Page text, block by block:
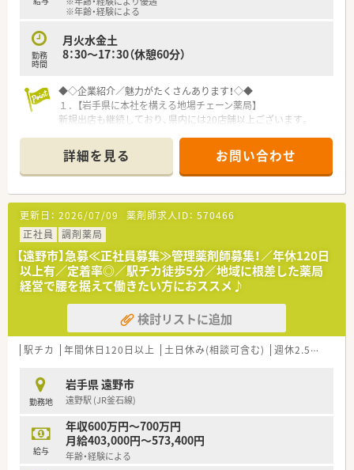
■岩手県に本社を構える地場チェーン薬局です！
新規出店も継続しており、県内には20店舗以上ございます。
平均年齢は37歳と比較的若く、懐が深い社員が多く在籍してい
薬局は、クリニック門前から病院門前などに出店しているため、
どんな経験を積みたいかによって選ぶことも可能です！
≪ 薬局紹介 ≫
■総合科目を応需しております。
門前が県立病院になりますが、近隣にも整形外科クリニックがあ
り、近隣各地の処方箋を応需しています。
■座り投薬を導入しているため、患者様と目線を合わせてじっく
り向き合うことができます。
■店内は広くて明るく、清潔感があり気持ちよく就業できる環境
です。
松倉駅から徒歩で20分、お車でも通勤が可能なため、通勤手段に
は困らない立地にございます。
≪ こんな方を歓迎いたします！ ≫
■病院門前で専門性を高めて就業したい方
■頼れる存在（エリアマネージャー）がいる環境でスキルアップ
を図っていきたい方
※年齢・経験による
勤務
時間
月火水金土
8：30～17：30（休憩60分）
◆◇企業紹介／魅力がたくさんあります！◇◆
１．【岩手県に本社を構える地場チェーン薬局】
新規出店も継続しており、県内には20店舗以上ございます。
ます。
薬局は、クリニック門前から病院門前などに出店しているため、
どんな経験を積みたいかによって選ぶことも可能です！
２．【社長をはじめ、懐が深い社員が多いです】
『3年先の人事』を見据えており、3年後はどうなっていたいかを
ライフプランなどを踏まえて希望を聞いております。
年2回の面談を通して、心境などを伺い、産休育休の相談はもち
ろんのこと、社員が長く、そして気持ちよく働けるような環境作
りをしています。
また、誕生日には、社長が毎年手書きのバースデーカードと一緒
にプレゼントがあります♪
店舗数が増えている今でも、変わらず『社員を想う』行動を継続
されています。
ノルマは設けていなく、自身で決めた目標に対してのフィードバ
ックを定期面談で実施しその達成具合を評価しております。
『こうなっていたい』という想いを大切にし、立てた目標を達成
するにはどうしたらいいかを、一緒に考えサポートしています。
４．【教育体制が整っている環境】
エリアマネージャーは、ほぼ新卒で入社しており、その際に泊ま
詳細を見る お問い合わせ
更新日： 2026/07/09 薬剤師求人ID： 570466
正社員
調剤薬局
【遠野市】急募≪正社員募集≫管理薬剤師募集！／年休120日
以上有／定着率◎／駅チカ徒歩5分／地域に根差した薬局
経営で腰を据えて働きたい方におススメ♪
検討リストに追加
駅チカ 年間休日120日以上 土日休み(相談可含む) 週休2.5日以上
勤務地
岩手県 遠野市
遠野駅 (JR釜石線)
給与
年収600万円～700万円
月給403,000円～573,400円
年齢・経験による